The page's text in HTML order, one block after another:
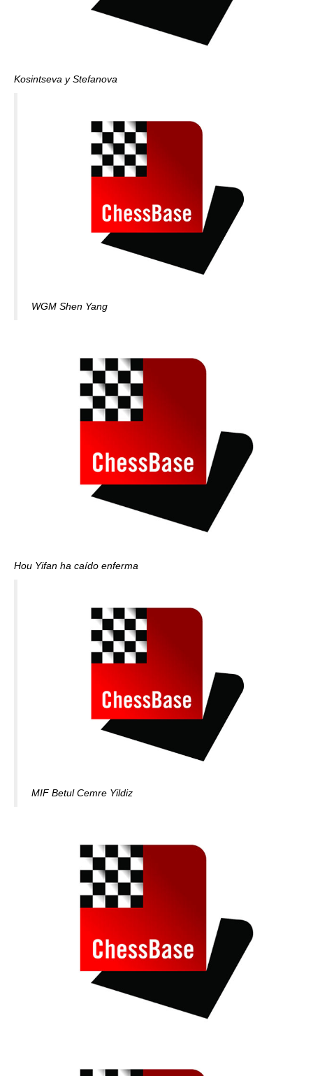
Kosintseva y Stefanova
WGM Shen Yang
Hou Yifan ha caído enferma
MIF Betul Cemre Yildiz